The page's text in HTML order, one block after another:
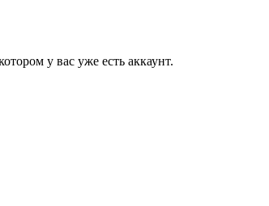
у вас уже есть аккаунт.